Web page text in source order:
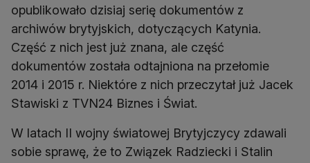
opublikowało dzisiaj serię dokumentów z
archiwów brytyjskich, dotyczących Katynia.
Część z nich jest już znana, ale część
dokumentów została odtajniona na przełomie
2014 i 2015 r. Niektóre z nich przeczytał już Jacek
Stawiski z TVN24 Biznes i Świat.
W latach II wojny światowej Brytyjczycy zdawali
sobie sprawę, że to Związek Radziecki i Stalin